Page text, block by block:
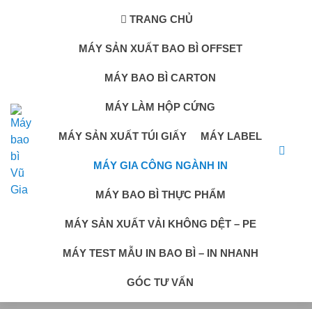
TRANG CHỦ
MÁY SẢN XUẤT BAO BÌ OFFSET
MÁY BAO BÌ CARTON
MÁY LÀM HỘP CỨNG
MÁY SẢN XUẤT TÚI GIẤY MÁY LABEL
MÁY GIA CÔNG NGÀNH IN
MÁY BAO BÌ THỰC PHẨM
MÁY SẢN XUẤT VẢI KHÔNG DỆT – PE
MÁY TEST MẪU IN BAO BÌ – IN NHANH
GÓC TƯ VẤN
MÁY GIA CÔNG NGÀNH IN